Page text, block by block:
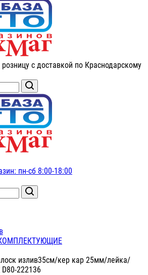
с доставкой по Краснодарскому
пн-сб 8:00-18:00
излив35см/кер кар 25мм/лейка/
222136